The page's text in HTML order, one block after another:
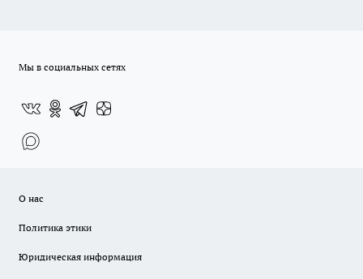
Мы в социальных сетях
О нас
Политика этики
Юридическая информация